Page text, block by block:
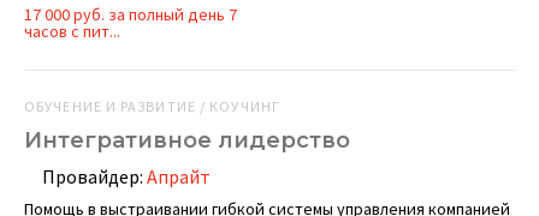
17 000 руб. за полный день 7
часов с пит...
ОБУЧЕНИЕ И РАЗВИТИЕ / КОУЧИНГ
Интегративное лидерство
Провайдер: Апрайт
Помощь в выстраивании гибкой системы управления компанией